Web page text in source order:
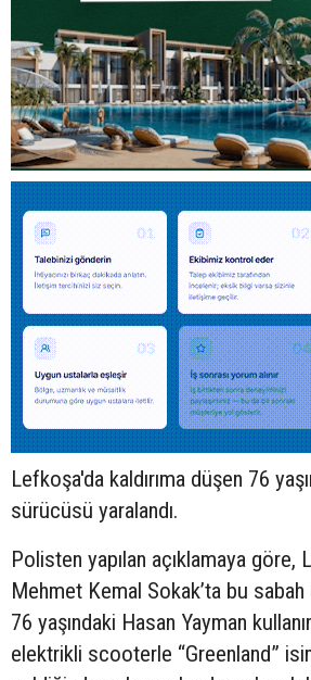
Lefkoşa'da kaldırıma düşen 76
sürücüsü yaralandı.
Polisten yapılan açıklamaya göre,
Mehmet Kemal Sokak’ta bu sabah
76 yaşındaki Hasan Yayman
elektrikli scooterle “Greenland”